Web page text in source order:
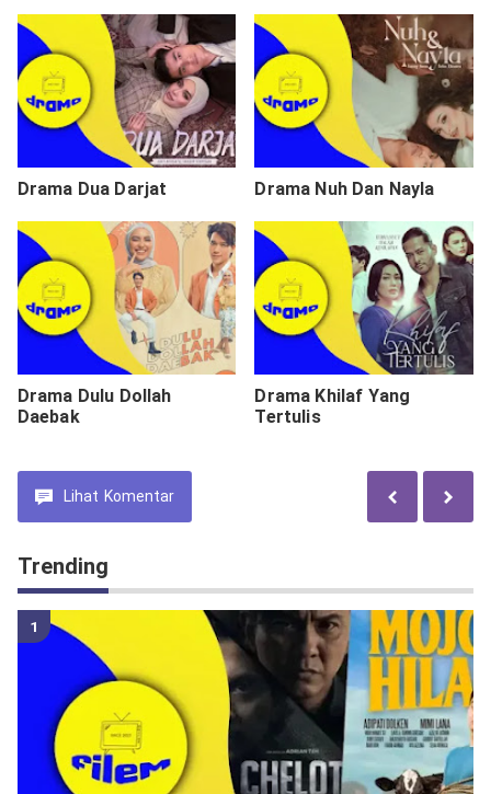
Drama Dua Darjat Drama Nuh Dan Nayla
Drama Dulu Dollah
Daebak
Drama Khilaf Yang
Tertulis
Lihat Komentar
Trending